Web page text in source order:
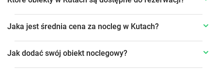
Jaka jest średnia cena za nocleg w Kutach?
Jak dodać swój obiekt noclegowy?